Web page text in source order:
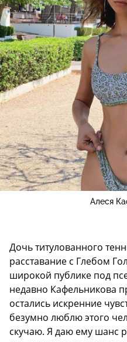
Алеся
Дочь титулованного
расставание с Глебом
широкой публике под
недавно Кафельникова
остались искренние
безумно люблю этого
скучаю. Я даю ему шанс